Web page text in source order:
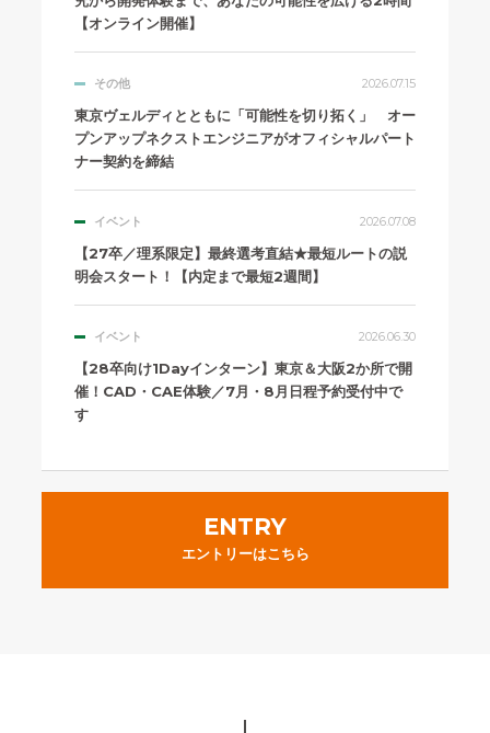
【オンライン開催】
その他 2026.07.15
東京ヴェルディとともに「可能性を切り拓く」 オー
プンアップネクストエンジニアがオフィシャルパート
ナー契約を締結
イベント 2026.07.08
【27卒／理系限定】最終選考直結★最短ルートの説
明会スタート！【内定まで最短2週間】
イベント 2026.06.30
【28卒向け1Dayインターン】東京＆大阪2か所で開
催！CAD・CAE体験／7月・8月日程予約受付中で
す
ENTRY
エントリーはこちら